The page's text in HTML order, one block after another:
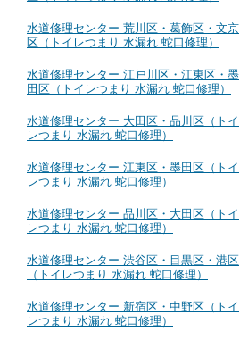
水道修理センター 荒川区・葛飾区・文京
区（トイレつまり 水漏れ 蛇口修理）
水道修理センター 江戸川区・江東区・墨
田区（トイレつまり 水漏れ 蛇口修理）
水道修理センター 大田区・品川区（トイ
レつまり 水漏れ 蛇口修理）
水道修理センター 江東区・墨田区（トイ
レつまり 水漏れ 蛇口修理）
水道修理センター 品川区・大田区（トイ
レつまり 水漏れ 蛇口修理）
水道修理センター 渋谷区・目黒区・港区
（トイレつまり 水漏れ 蛇口修理）
水道修理センター 新宿区・中野区（トイ
レつまり 水漏れ 蛇口修理）